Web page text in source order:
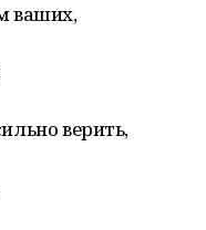
ваших,
верить,